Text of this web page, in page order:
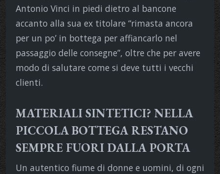
Antonio Vinci in piedi dietro al bancone
accanto alla sua ex titolare “rimasta ancora
per un po’ in bottega per affiancarlo nel
passaggio delle consegne”, oltre che per avere
modo di salutare come si deve tutti i vecchi
clienti.
MATERIALI SINTETICI? NELLA
PICCOLA BOTTEGA RESTANO
SEMPRE FUORI DALLA PORTA
Un autentico fiume di donne e uomini, di ogni